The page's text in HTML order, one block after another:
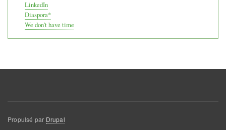
LinkedIn
Diaspora*
We don't have time
Propulsé par Drupal